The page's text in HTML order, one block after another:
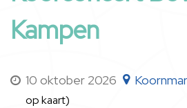
Kampen
10 oktober 2026
op kaart)